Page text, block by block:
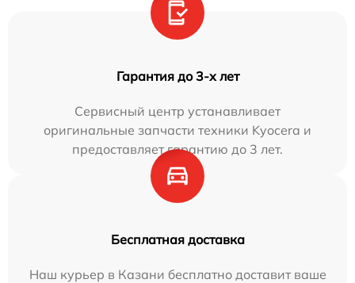
Гарантия до 3-х лет
Сервисный центр устанавливает
оригинальные запчасти техники Kyocera и
предоставляет гарантию до 3 лет.
Бесплатная доставка
Наш курьер в Казани бесплатно доставит ваше